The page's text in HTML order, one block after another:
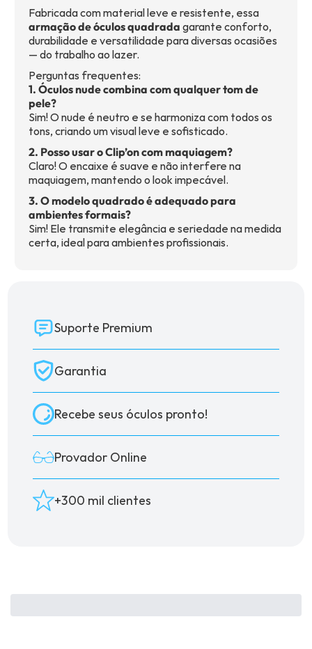
Fabricada com material leve e resistente, essa
armação de óculos quadrada garante conforto,
durabilidade e versatilidade para diversas ocasiões
— do trabalho ao lazer.
Perguntas frequentes:
1. Óculos nude combina com qualquer tom de
pele?
Sim! O nude é neutro e se harmoniza com todos os
tons, criando um visual leve e sofisticado.
2. Posso usar o Clip’on com maquiagem?
Claro! O encaixe é suave e não interfere na
maquiagem, mantendo o look impecável.
3. O modelo quadrado é adequado para
ambientes formais?
Sim! Ele transmite elegância e seriedade na medida
certa, ideal para ambientes profissionais.
Suporte Premium
Garantia
Recebe seus óculos pronto!
Provador Online
+300 mil clientes